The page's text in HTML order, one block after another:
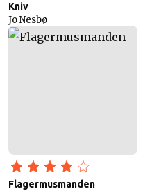
Kniv
Jo Nesbø
Flagermusmanden